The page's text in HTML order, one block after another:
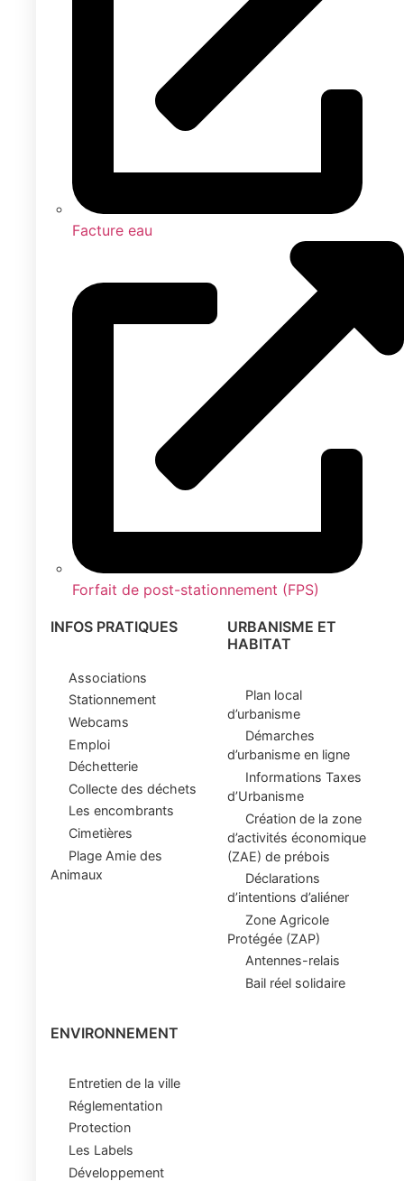
Facture eau
Forfait de post-stationnement (FPS)
INFOS PRATIQUES
Associations
Stationnement
Webcams
Emploi
Déchetterie
Collecte des déchets
Les encombrants
Cimetières
Plage Amie des
Animaux
URBANISME ET
HABITAT
Plan local
d’urbanisme
Démarches
d’urbanisme en ligne
Informations Taxes
d’Urbanisme
Création de la zone
d’activités économique
(ZAE) de prébois
Déclarations
d’intentions d’aliéner
Zone Agricole
Protégée (ZAP)
Antennes-relais
Bail réel solidaire
ENVIRONNEMENT
Entretien de la ville
Réglementation
Protection
Les Labels
Développement